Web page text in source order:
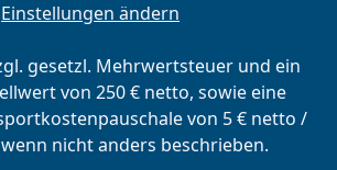
Einstellungen ändern
gesetzl. Mehrwertsteuer und ein
von 250 € netto, sowie eine
von 5 € netto /
nicht anders beschrieben.